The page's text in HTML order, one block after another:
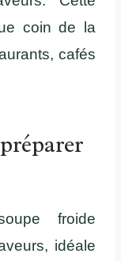
coin de la
cafés
froide
idéale